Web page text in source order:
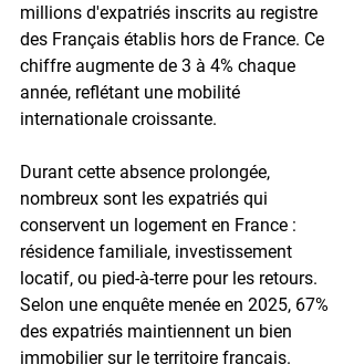
millions d'expatriés inscrits au registre
des Français établis hors de France. Ce
chiffre augmente de 3 à 4% chaque
année, reflétant une mobilité
internationale croissante.
Durant cette absence prolongée,
nombreux sont les expatriés qui
conservent un logement en France :
résidence familiale, investissement
locatif, ou pied-à-terre pour les retours.
Selon une enquête menée en 2025, 67%
des expatriés maintiennent un bien
immobilier sur le territoire français.